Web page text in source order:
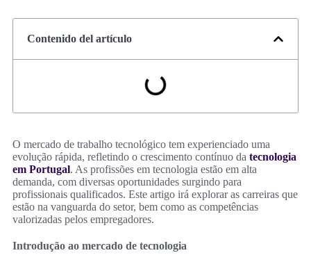
Contenido del artículo
O mercado de trabalho tecnológico tem experienciado uma
evolução rápida, refletindo o crescimento contínuo da tecnologia
em Portugal. As profissões em tecnologia estão em alta
demanda, com diversas oportunidades surgindo para
profissionais qualificados. Este artigo irá explorar as carreiras que
estão na vanguarda do setor, bem como as competências
valorizadas pelos empregadores.
Introdução ao mercado de tecnologia